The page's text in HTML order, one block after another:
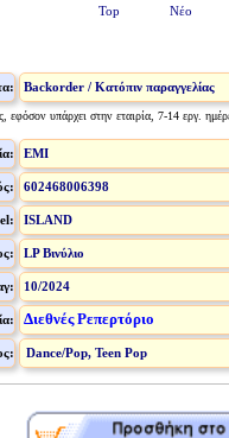
Top Νέο
Backorder / Κατόπιν παραγγελίας
εφόσον υπάρχει στην εταιρία, 7-14 εργ.
EMI
602468006398
ISLAND
LP Βινύλιο
10/2024
Διεθνές Ρεπερτόριο
Dance/Pop, Teen Pop